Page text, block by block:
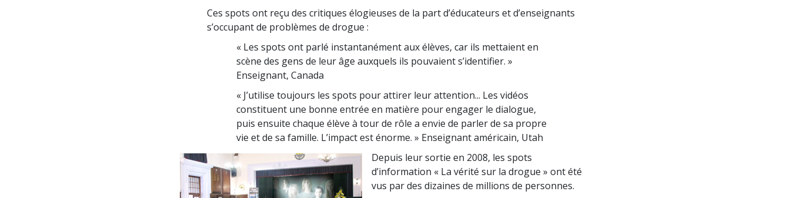
Ces spots ont reçu des critiques élogieuses de la part d’éducateurs et d’enseignants
s’occupant de problèmes de drogue :
« Les spots ont parlé instantanément aux élèves, car ils mettaient en
scène des gens de leur âge auxquels ils pouvaient s’identifier. »
Enseignant, Canada
« J’utilise toujours les spots pour attirer leur attention... Les vidéos
constituent une bonne entrée en matière pour engager le dialogue,
puis ensuite chaque élève à tour de rôle a envie de parler de sa propre
vie et de sa famille. L’impact est énorme. » Enseignant américain, Utah
Depuis leur sortie en 2008, les spots
d’information « La vérité sur la drogue » ont été
vus par des dizaines de millions de personnes.